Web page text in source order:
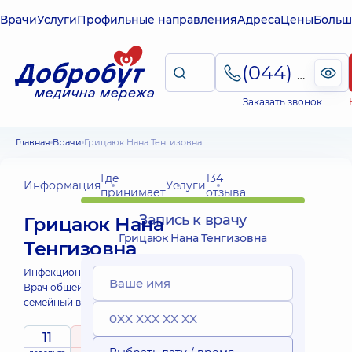
ВрачиУслугиПрофильные направленияАдресаЦены
(044) 495-2-888
Заказать звонок
Главная Врачи Грицаюк Нана Тенгизовна
ИнформацияГде
принимаетУслуги134
отзыва
Грицаюк Нана
Тенгизовна
Инфекционист;
Врач общей практики -
семейный врач;
11 5 / 5
Запись к врачу
Грицаюк Нана Тенгизовна